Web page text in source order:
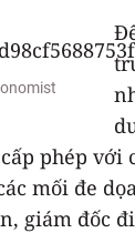
phép với
mối đe
giám đốc